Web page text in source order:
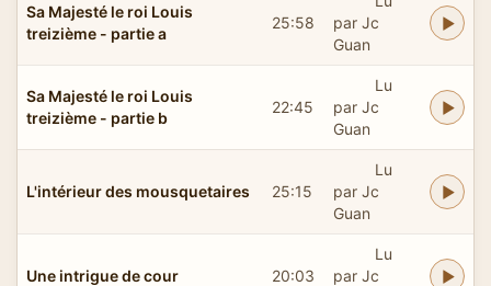
Sa Majesté le roi Louis
treizième - partie a
25:58
par Jc
Guan
Sa Majesté le roi Louis
treizième - partie b
22:45
Lu
par Jc
Guan
L'intérieur des mousquetaires 25:15
Lu
par Jc
Guan
Une intrigue de cour 20:03
Lu
par Jc